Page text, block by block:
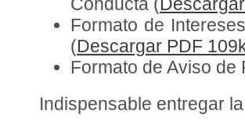
Formato de
(Descargar PDF
Formato de Aviso de
Indispensable entregar